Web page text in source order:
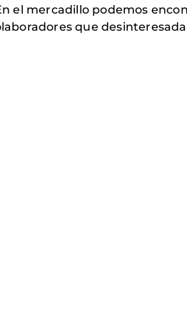
el mercadillo podemos
que